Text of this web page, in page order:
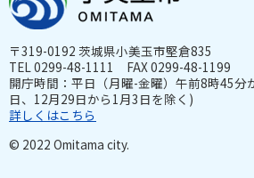
〒319-0192 茨城県小美玉市堅倉835
TEL 0299-48-1111 FAX 0299-48-1199
開庁時間：平日（月曜-金曜）午前8時45分
日、12月29日から1月3日を除く)
詳しくはこちら
© 2022 Omitama city.